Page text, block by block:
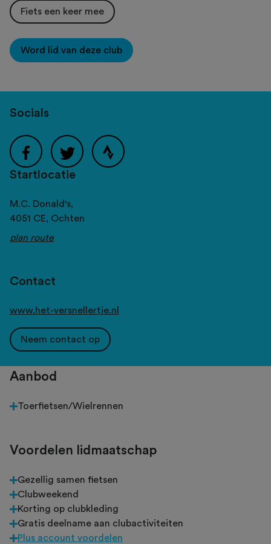
Fiets een keer mee
Word lid van deze club
Socials
Startlocatie
M.C. Donald's,
4051 CE, Ochten
plan route
Contact
www.het-versnellertje.nl
Neem contact op
Aanbod
Toerfietsen/Wielrennen
Voordelen lidmaatschap
Gezellig samen fietsen
Clubweekend
Korting op clubkleding
Gratis deelname aan clubactiviteiten
Plus account voordelen